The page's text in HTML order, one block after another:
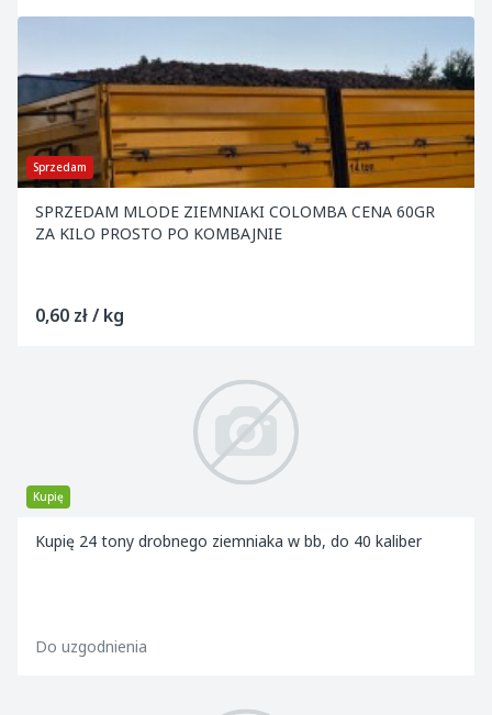
Sprzedam
SPRZEDAM MLODE ZIEMNIAKI COLOMBA CENA 60GR
ZA KILO PROSTO PO KOMBAJNIE
0,60 zł / kg
Kupię
Kupię 24 tony drobnego ziemniaka w bb, do 40 kaliber
Do uzgodnienia